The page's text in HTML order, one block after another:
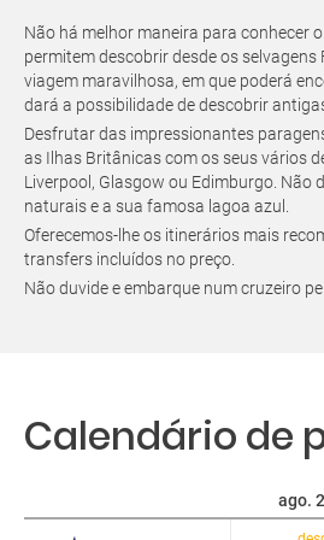
Não há melhor maneira para conhecer
permitem descobrir desde os
viagem maravilhosa, em que poderá
dará a possibilidade de descobrir
Desfrutar das impressionantes
as Ilhas Britânicas com os seus vários
Liverpool, Glasgow ou Edimburgo. Não
naturais e a sua famosa lagoa azul.
Oferecemos-lhe os itinerários mais
transfers incluídos no preço.
Não duvide e embarque num cruzeiro
Calendário de
ago.